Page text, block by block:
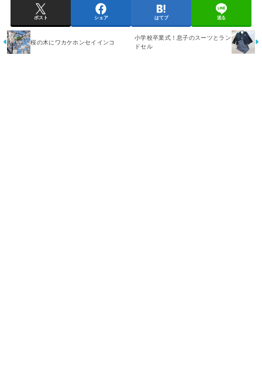
ポスト シェア はてブ 送る
桜の木にワカケホンセイインコ
小学校卒業式！息子のスーツとラン
ドセル